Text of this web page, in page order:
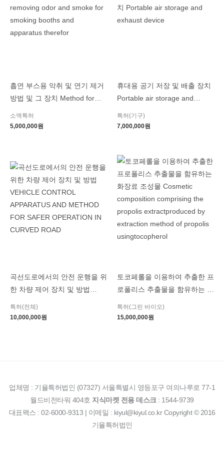
흡연 부스용 악취 및 연기 제거
방법 및 그 장치 Method for
smoking booths and
소액특허
5,000,000원
휴대용 공기 저장 및 배출 장치
Portable air storage and
특허(기구)
7,000,000원
곡선도로에서의 안전 운행을 위
한 차량 제어 장치 및 방법
APPARATUS AND METHOD
특허(전체)
10,000,000원
토코페롤을 이용하여 추출한 프
로폴리스 추출물을 함유하는 화
composition comprising the
특허(그린 바이오)
15,000,000원
업체명 : 기율특허법인 (07327) 서울특별시 영등포구 여의나루로 77-1
월드비전타워 404호 지식마켓 전용 데스크: 1544-9739
대표팩스 : 02-6000-9313 | 이메일 : kiyul@kiyul.co.kr Copyright © 2016
기율특허법인